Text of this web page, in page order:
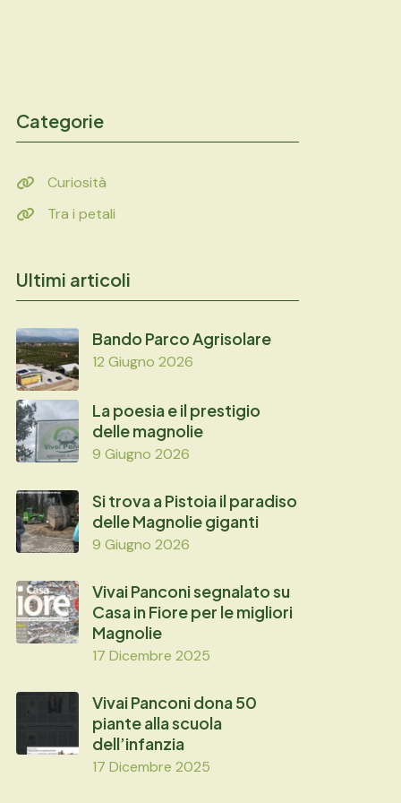
Categorie
Curiosità
Tra i petali
Ultimi articoli
Bando Parco Agrisolare
12 Giugno 2026
La poesia e il prestigio
delle magnolie
9 Giugno 2026
Si trova a Pistoia il paradiso
delle Magnolie giganti
9 Giugno 2026
Vivai Panconi segnalato su
Casa in Fiore per le migliori
Magnolie
17 Dicembre 2025
Vivai Panconi dona 50
piante alla scuola
dell’infanzia
17 Dicembre 2025